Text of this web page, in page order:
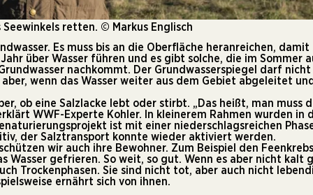
retten. © Markus Englisch
Es muss bis an die Oberfläche heranreichen,
über Wasser führen und es gibt solche, die im Sommer
nachkommt. Der Grundwasserspiegel darf
wenn das Wasser weiter aus dem Gebiet abgeleitet
ob eine Salzlacke lebt oder stirbt. „Das heißt, man muss
WWF-Experte Kohler. In kleinerem Rahmen wurden
ist mit einer niederschlagsreichen
der Salztransport konnte wieder aktiviert werden.
wir auch ihre Bewohner. Zum Beispiel den
Wasser gefrieren. So weit, so gut. Wenn es aber nicht
Trockenphasen. Sie sind nicht tot, aber auch nicht
ernährt sich von ihnen.